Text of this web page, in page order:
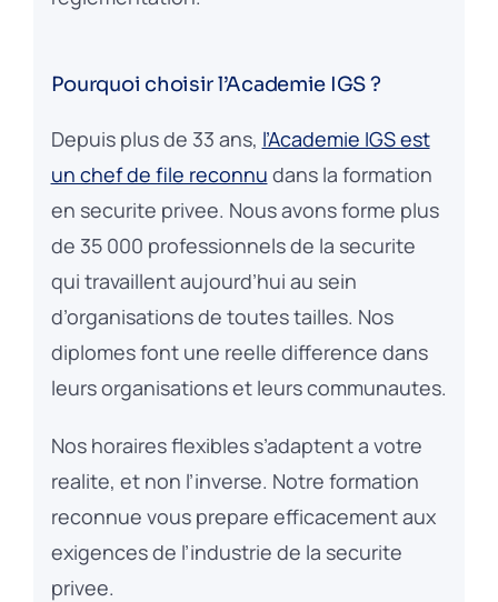
Pourquoi choisir l’Academie IGS ?
Depuis plus de 33 ans, l’Academie IGS est
un chef de file reconnu dans la formation
en securite privee. Nous avons forme plus
de 35 000 professionnels de la securite
qui travaillent aujourd’hui au sein
d’organisations de toutes tailles. Nos
diplomes font une reelle difference dans
leurs organisations et leurs communautes.
Nos horaires flexibles s’adaptent a votre
realite, et non l’inverse. Notre formation
reconnue vous prepare efficacement aux
exigences de l’industrie de la securite
privee.